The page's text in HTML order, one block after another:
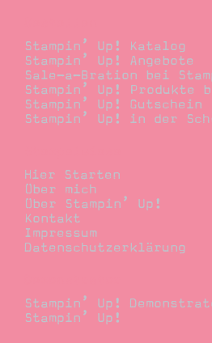
Stampin’ Up! Katalog
Stampin’ Up! Angebote
Sale-a-Bration bei
Stampin’ Up! Produkte
Stampin’ Up! Gutschein
Stampin’ Up! in der
Hier Starten
Über mich
Über Stampin’ Up!
Kontakt
Impressum
Datenschutzerklärung
Stampin’ Up!
Stampin’ Up!